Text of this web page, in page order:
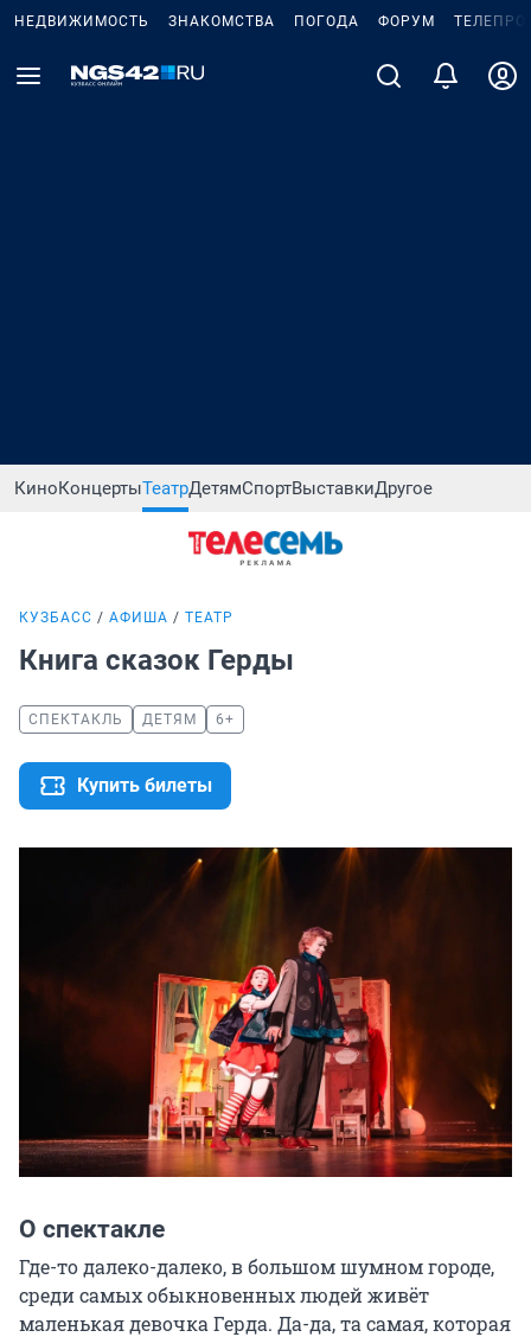
НЕДВИЖИМОСТЬ ЗНАКОМСТВА ПОГОДА ФОРУМ
КиноКонцертыТеатрДетямСпортВыставкиДругое
КУЗБАСС АФИША ТЕАТР
Книга сказок Герды
СПЕКТАКЛЬ ДЕТЯМ 6+
Купить билеты
О спектакле
Где-то далеко-далеко, в большом шумном городе,
среди самых обыкновенных людей живёт
маленькая девочка Герда. Да-да, та самая, которая